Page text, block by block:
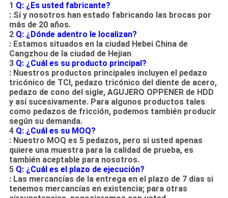
1 Q: ¿Es usted fabricante?
: Sí y nosotros han estado fabricando las brocas por
más de 20 años.
2 Q: ¿Dónde adentro le localizan?
: Estamos situados en la ciudad Hebei China de
Cangzhou de la ciudad de Hejian
3 Q: ¿Cuál es su producto principal?
: Nuestros productos principales incluyen el pedazo
tricónico de TCI, pedazo tricónico del diente de acero,
pedazo de cono del sigle, AGUJERO OPPENER de HDD
y así sucesivamente. Para algunos productos tales
como pedazos de fricción, podemos también producir
según su demanda.
4 Q: ¿Cuál es su MOQ?
: Nuestro MOQ es 5 pedazos, pero si usted apenas
quiere una muestra para la calidad de prueba, es
también aceptable para nosotros.
5 Q: ¿Cuál es el plazo de ejecución?
: Las mercancías de la entrega en el plazo de 7 días si
tenemos mercancías en existencia; para otras